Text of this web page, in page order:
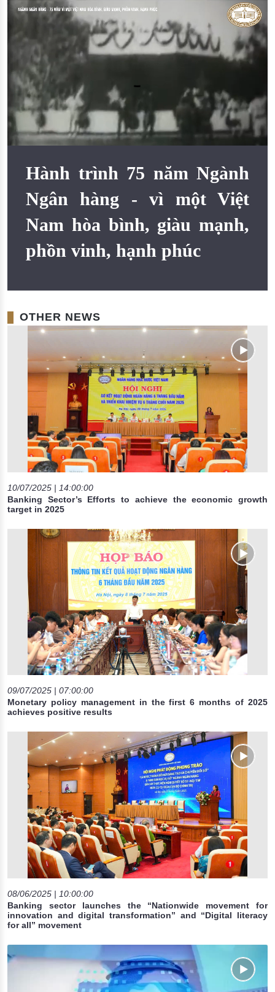
Đào tạo ISO
Hành trình 75 năm Ngành
Ngân hàng - vì một Việt
Nam hòa bình, giàu mạnh,
phồn vinh, hạnh phúc
OTHER NEWS
10/07/2025 | 14:00:00
Banking Sector’s Efforts to achieve the economic growth
target in 2025
09/07/2025 | 07:00:00
Monetary policy management in the first 6 months of 2025
achieves positive results
08/06/2025 | 10:00:00
Banking sector launches the “Nationwide movement for
innovation and digital transformation” and “Digital literacy
for all” movement